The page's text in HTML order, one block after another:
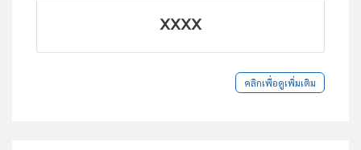
XXXX
คลิกเพื่อดูเพิ่มเติม